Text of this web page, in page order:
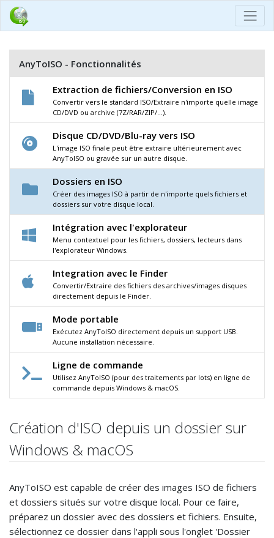
Création d'ISO depuis un dossier sur
Windows & macOS
AnyToISO est capable de créer des images ISO de fichiers
et dossiers situés sur votre disque local. Pour ce faire,
préparez un dossier avec des dossiers et fichiers. Ensuite,
sélectionnez ce dossier dans l'appli sous l'onglet 'Dossier
AnyToISO - Fonctionnalités
Extraction de fichiers/Conversion en ISO
Convertir vers le standard ISO/Extraire n'importe quelle image
CD/DVD ou archive (7Z/RAR/ZIP/...).
Disque CD/DVD/Blu-ray vers ISO
L'image ISO finale peut être extraire ultérieurement avec
AnyToISO ou gravée sur un autre disque.
Dossiers en ISO
Créer des images ISO à partir de n'importe quels fichiers et
dossiers sur votre disque local.
Intégration avec l'explorateur
Menu contextuel pour les fichiers, dossiers, lecteurs dans
l'explorateur Windows.
Integration avec le Finder
Convertir/Extraire des fichiers des archives/images disques
directement depuis le Finder.
Mode portable
Exécutez AnyToISO directement depuis un support USB.
Aucune installation nécessaire.
Ligne de commande
Utilisez AnyToISO (pour des traitements par lots) en ligne de
commande depuis Windows & macOS.